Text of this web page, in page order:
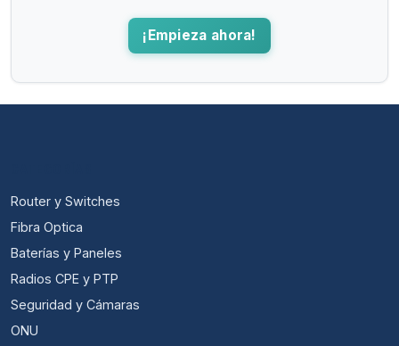
¡Empieza ahora!
Router y Switches
Fibra Optica
Baterías y Paneles
Radios CPE y PTP
Seguridad y Cámaras
ONU